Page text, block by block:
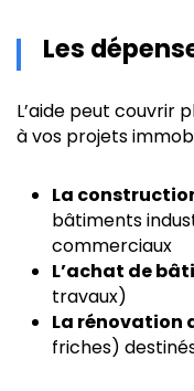
Les
L’aide peut couvrir
à vos projets
La
bâtiments
commerciaux
L’achat de
travaux)
La rénovation
friches)